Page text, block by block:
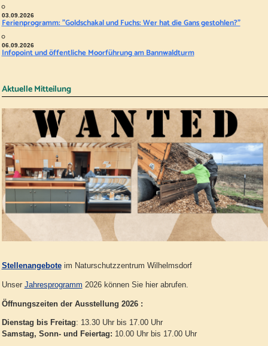
03.09.2026
Ferienprogramm: "Goldschakal und Fuchs: Wer hat die Gans gestohlen?"
06.09.2026
Infopoint und öffentliche Moorführung am Bannwaldturm
Aktuelle Mitteilung
Stellenangeboteim Naturschutzzentrum Wilhelmsdorf
Unser Jahresprogramm 2026 können Sie hier abrufen.
Öffnungszeiten der Ausstellung 2026 :
Dienstag bis Freitag: 13.30 Uhr bis 17.00 Uhr
Samstag, Sonn- und Feiertag: 10.00 Uhr bis 17.00 Uhr